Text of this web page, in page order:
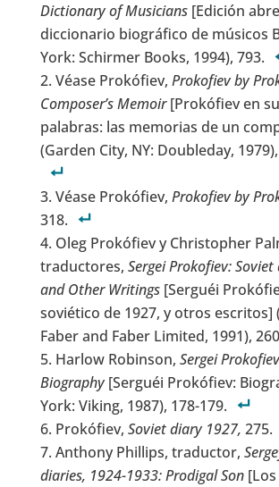
Dictionary of Musicians [Edición
diccionario biográfico de músicos
York: Schirmer Books, 1994), 793.
Véase Prokófiev, Prokofiev by
Composer’s Memoir[Prokófiev en
palabras: las memorias de un
(Garden City, NY: Doubleday,
Véase Prokófiev, Prokofiev by
318.
Oleg Prokófiev y Christopher
traductores, Sergei Prokofiev:
and Other Writings [Serguéi
soviético de 1927, y otros escritos]
Faber and Faber Limited, 1991),
Harlow Robinson, Sergei
Biography[Serguéi Prokófiev:
York: Viking, 1987), 178-179.
Prokófiev, Soviet diary 1927, 275.
Anthony Phillips, traductor,
diaries, 1924-1933: Prodigal Son[Los